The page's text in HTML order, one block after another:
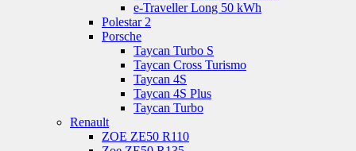
e-Traveller Long 50 kWh
Polestar 2
Porsche
Taycan Turbo S
Taycan Cross Turismo
Taycan 4S
Taycan 4S Plus
Taycan Turbo
Renault
ZOE ZE50 R110